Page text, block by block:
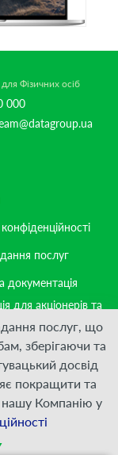
Фізичних осіб
000
послуг
документація
для акціонерів та
послуг, що
зберігаючи та
досвід
покращити та
нашу Компанію у